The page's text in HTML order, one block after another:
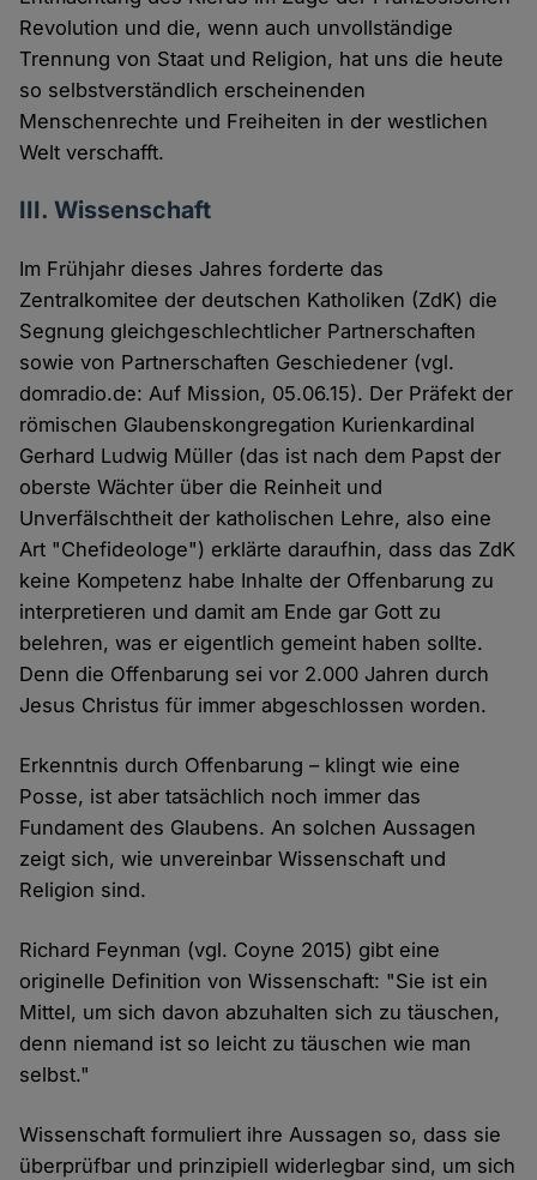
Revolution und die, wenn auch unvollständige
Trennung von Staat und Religion, hat uns die heute
so selbstverständlich erscheinenden
Menschenrechte und Freiheiten in der westlichen
Welt verschafft.
III. Wissenschaft
Im Frühjahr dieses Jahres forderte das
Zentralkomitee der deutschen Katholiken (ZdK) die
Segnung gleichgeschlechtlicher Partnerschaften
sowie von Partnerschaften Geschiedener (vgl.
domradio.de: Auf Mission, 05.06.15). Der Präfekt der
römischen Glaubenskongregation Kurienkardinal
Gerhard Ludwig Müller (das ist nach dem Papst der
oberste Wächter über die Reinheit und
Unverfälschtheit der katholischen Lehre, also eine
Art "Chefideologe") erklärte daraufhin, dass das ZdK
keine Kompetenz habe Inhalte der Offenbarung zu
interpretieren und damit am Ende gar Gott zu
belehren, was er eigentlich gemeint haben sollte.
Denn die Offenbarung sei vor 2.000 Jahren durch
Jesus Christus für immer abgeschlossen worden.
Erkenntnis durch Offenbarung – klingt wie eine
Posse, ist aber tatsächlich noch immer das
Fundament des Glaubens. An solchen Aussagen
zeigt sich, wie unvereinbar Wissenschaft und
Religion sind.
Richard Feynman (vgl. Coyne 2015) gibt eine
originelle Definition von Wissenschaft: "Sie ist ein
Mittel, um sich davon abzuhalten sich zu täuschen,
denn niemand ist so leicht zu täuschen wie man
selbst."
Wissenschaft formuliert ihre Aussagen so, dass sie
überprüfbar und prinzipiell widerlegbar sind, um sich